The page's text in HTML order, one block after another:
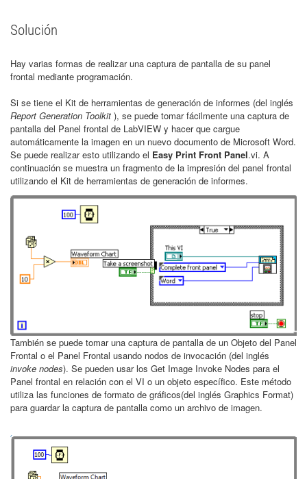
Solución
Hay varias formas de realizar una captura de pantalla de su panel
frontal mediante programación.
Si se tiene el Kit de herramientas de generación de informes (del inglés
Report Generation Toolkit ), se puede tomar fácilmente una captura de
pantalla del Panel frontal de LabVIEW y hacer que cargue
automáticamente la imagen en un nuevo documento de Microsoft Word.
Se puede realizar esto utilizando el Easy Print Front Panel.vi. A
continuación se muestra un fragmento de la impresión del panel frontal
utilizando el Kit de herramientas de generación de informes.
También se puede tomar una captura de pantalla de un Objeto del Panel
Frontal o el Panel Frontal usando nodos de invocación (del inglés
invoke nodes). Se pueden usar los Get Image Invoke Nodes para el
Panel frontal en relación con el VI o un objeto específico. Este método
utiliza las funciones de formato de gráficos(del inglés Graphics Format)
para guardar la captura de pantalla como un archivo de imagen.